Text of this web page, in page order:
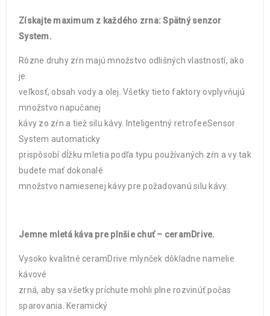
Získajte maximum z každého zrna: Spätný senzor
System.
Rôzne druhy zŕn majú množstvo odlišných vlastností, ako
je
veľkosť, obsah vody a olej. Všetky tieto faktory ovplyvňujú
množstvo napučanej
kávy zo zŕn a tiež silu kávy. Inteligentný retrofeeSensor
System automaticky
prispôsobí dĺžku mletia podľa typu používaných zŕn a vy tak
budete mať dokonalé
množstvo namiesenej kávy pre požadovanú silu kávy.
Jemne mletá káva pre plnšie chuť – ceramDrive.
Vysoko kvalitné ceramDrive mlynček dôkladne namelie
kávové
zrná, aby sa všetky príchute mohli plne rozvinúť počas
sparovania. Keramický